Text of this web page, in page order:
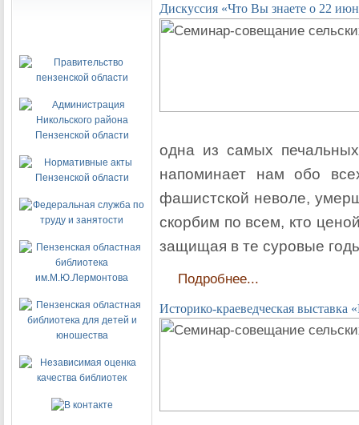
Дискуссия «Что Вы знаете о 22
одна из самых
напоминает нам обо
фашистской неволе,
скорбим по всем, кто
защищая в те суровые
Подробнее...
Историко-краеведческая